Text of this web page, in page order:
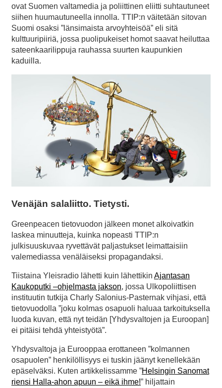
ovat Suomen valtamedia ja poliittinen eliitti suhtautuneet
siihen huumautuneella innolla. TTIP:n väitetään sitovan
Suomi osaksi ”länsimaista arvoyhteisöä” eli sitä
kulttuuripiiriä, jossa puolipukeiset homot saavat heiluttaa
sateenkaarilippuja rauhassa suurten kaupunkien
kaduilla.
Venäjän salaliitto. Tietysti.
Greenpeacen tietovuodon jälkeen monet alkoivatkin
laskea minuutteja, kuinka nopeasti TTIP:n
julkisuuskuvaa ryvettävät paljastukset leimattaisiin
valemediassa venäläiseksi propagandaksi.
Tiistaina Yleisradio lähetti kuin lähettikin Ajantasan
Kaukoputki –ohjelmasta jakson, jossa Ulkopoliittisen
instituutin tutkija Charly Salonius-Pasternak vihjasi, että
tietovuodolla ”joku kolmas osapuoli haluaa tarkoituksella
luoda kuvan, että nyt teidän [Yhdysvaltojen ja Euroopan]
ei pitäisi tehdä yhteistyötä”.
Yhdysvaltoja ja Eurooppaa erottaneen ”kolmannen
osapuolen” henkilöllisyys ei tuskin jäänyt kenellekään
epäselväksi. Kuten artikkelissamme ”Helsingin Sanomat
riensi Halla-ahon apuun – eikä ihme!” hiljattain